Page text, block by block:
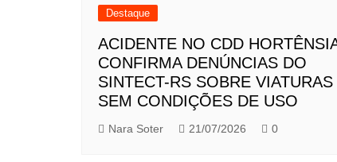
Destaque
ACIDENTE NO CDD
CONFIRMA DENÚNCIAS DO
SINTECT-RS SOBRE VIATURAS
SEM CONDIÇÕES DE USO
Nara Soter 21/07/2026 0